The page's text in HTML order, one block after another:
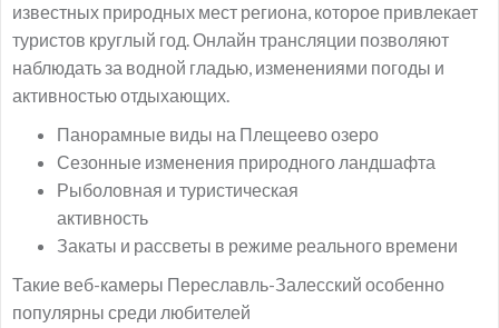
известных природных мест региона, которое привлекает
туристов круглый год. Онлайн трансляции позволяют
наблюдать за водной гладью, изменениями погоды и
активностью отдыхающих.
Панорамные виды на Плещеево озеро
Сезонные изменения природного ландшафта
Рыболовная и туристическая
активность
Закаты и рассветы в режиме реального времени
Такие веб-камеры Переславль-Залесский особенно
популярны среди любителей